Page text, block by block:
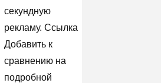
секундную
рекламу. Ссылка
Добавить к
сравнению на
подробной